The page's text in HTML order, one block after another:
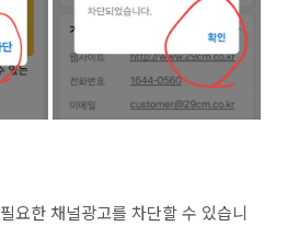
요한 채널광고를 차단할 수 있습니